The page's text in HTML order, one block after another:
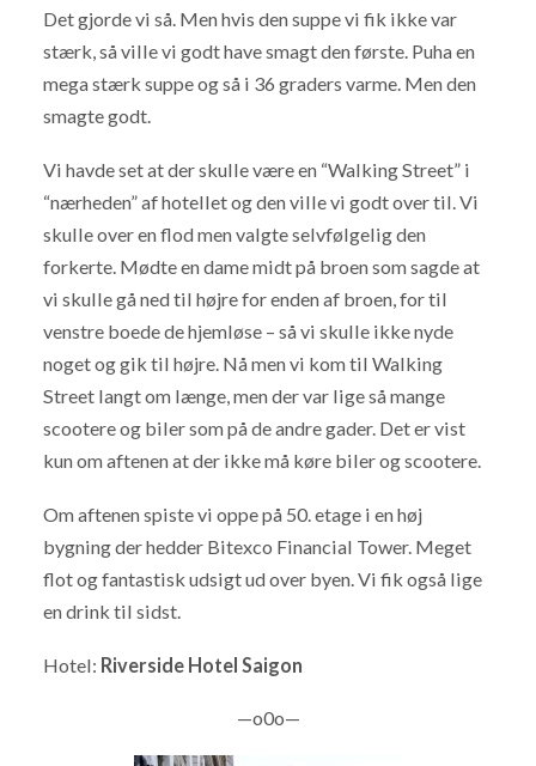
Det gjorde vi så. Men hvis den suppe vi fik ikke var
stærk, så ville vi godt have smagt den første. Puha en
mega stærk suppe og så i 36 graders varme. Men den
smagte godt.
Vi havde set at der skulle være en “Walking Street” i
“nærheden” af hotellet og den ville vi godt over til. Vi
skulle over en flod men valgte selvfølgelig den
forkerte. Mødte en dame midt på broen som sagde at
vi skulle gå ned til højre for enden af broen, for til
venstre boede de hjemløse – så vi skulle ikke nyde
noget og gik til højre. Nå men vi kom til Walking
Street langt om længe, men der var lige så mange
scootere og biler som på de andre gader. Det er vist
kun om aftenen at der ikke må køre biler og scootere.
Om aftenen spiste vi oppe på 50. etage i en høj
bygning der hedder Bitexco Financial Tower. Meget
flot og fantastisk udsigt ud over byen. Vi fik også lige
en drink til sidst.
Hotel: Riverside Hotel Saigon
—o0o—